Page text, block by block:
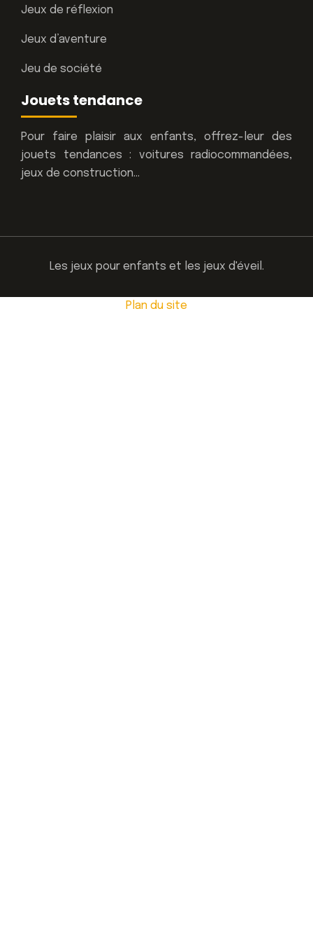
Jeux de réflexion
Jeux d’aventure
Jeu de société
Jouets tendance
Pour faire plaisir aux enfants, offrez-leur des
jouets tendances : voitures radiocommandées,
jeux de construction…
Les jeux pour enfants et les jeux d'éveil.
Plan du site